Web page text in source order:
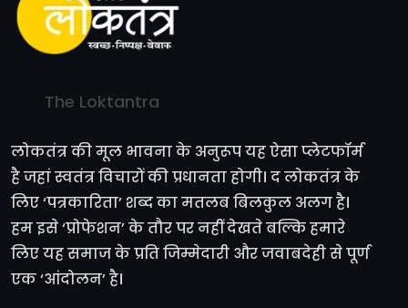
The Loktantra
लोकतंत्र की मूल भावना के अनुरूप यह ऐसा प्लेटफॉर्म
है जहां स्वतंत्र विचारों की प्रधानता होगी। द लोकतंत्र के
लिए ‘पत्रकारिता’ शब्द का मतलब बिलकुल अलग है।
हम इसे ‘प्रोफेशन’ के तौर पर नहीं देखते बल्कि हमारे
लिए यह समाज के प्रति जिम्मेदारी और जवाबदेही से पूर्ण
एक ‘आंदोलन’ है।